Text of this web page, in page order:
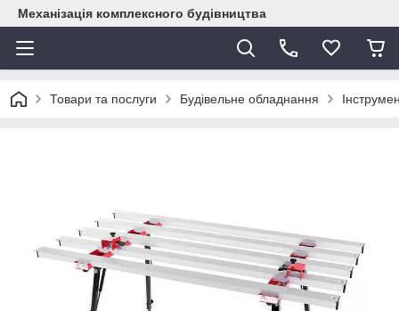
Механізація комплексного будівництва
Товари та послуги Будівельне обладнання